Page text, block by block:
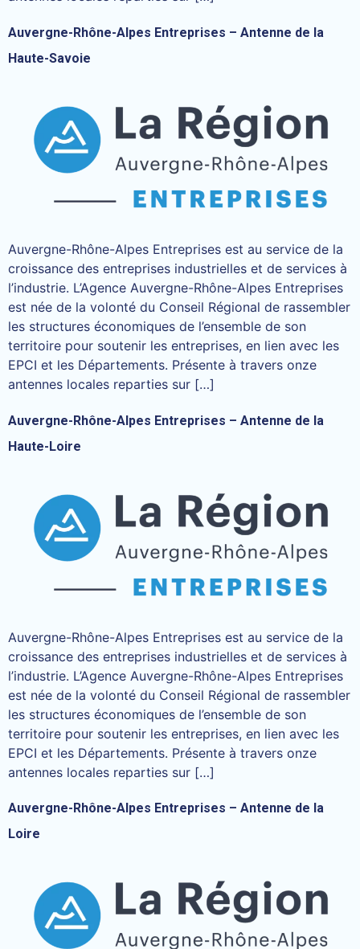
Auvergne-Rhône-Alpes Entreprises – Antenne de la
Haute-Savoie
Auvergne-Rhône-Alpes Entreprises est au service de la
croissance des entreprises industrielles et de services à
l’industrie. L’Agence Auvergne-Rhône-Alpes Entreprises
est née de la volonté du Conseil Régional de rassembler
les structures économiques de l’ensemble de son
territoire pour soutenir les entreprises, en lien avec les
EPCI et les Départements. Présente à travers onze
antennes locales reparties sur […]
Auvergne-Rhône-Alpes Entreprises – Antenne de la
Haute-Loire
Auvergne-Rhône-Alpes Entreprises est au service de la
croissance des entreprises industrielles et de services à
l’industrie. L’Agence Auvergne-Rhône-Alpes Entreprises
est née de la volonté du Conseil Régional de rassembler
les structures économiques de l’ensemble de son
territoire pour soutenir les entreprises, en lien avec les
EPCI et les Départements. Présente à travers onze
antennes locales reparties sur […]
Auvergne-Rhône-Alpes Entreprises – Antenne de la
Loire